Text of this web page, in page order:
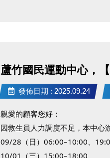
https://
蘆竹國民運動中心，
發佈日期 : 2025.09.24
親愛的顧客您好：
因救生員人力調度不足，本中心
09/28（日）06:00–10:00、
10/01（三）15:00–18:00